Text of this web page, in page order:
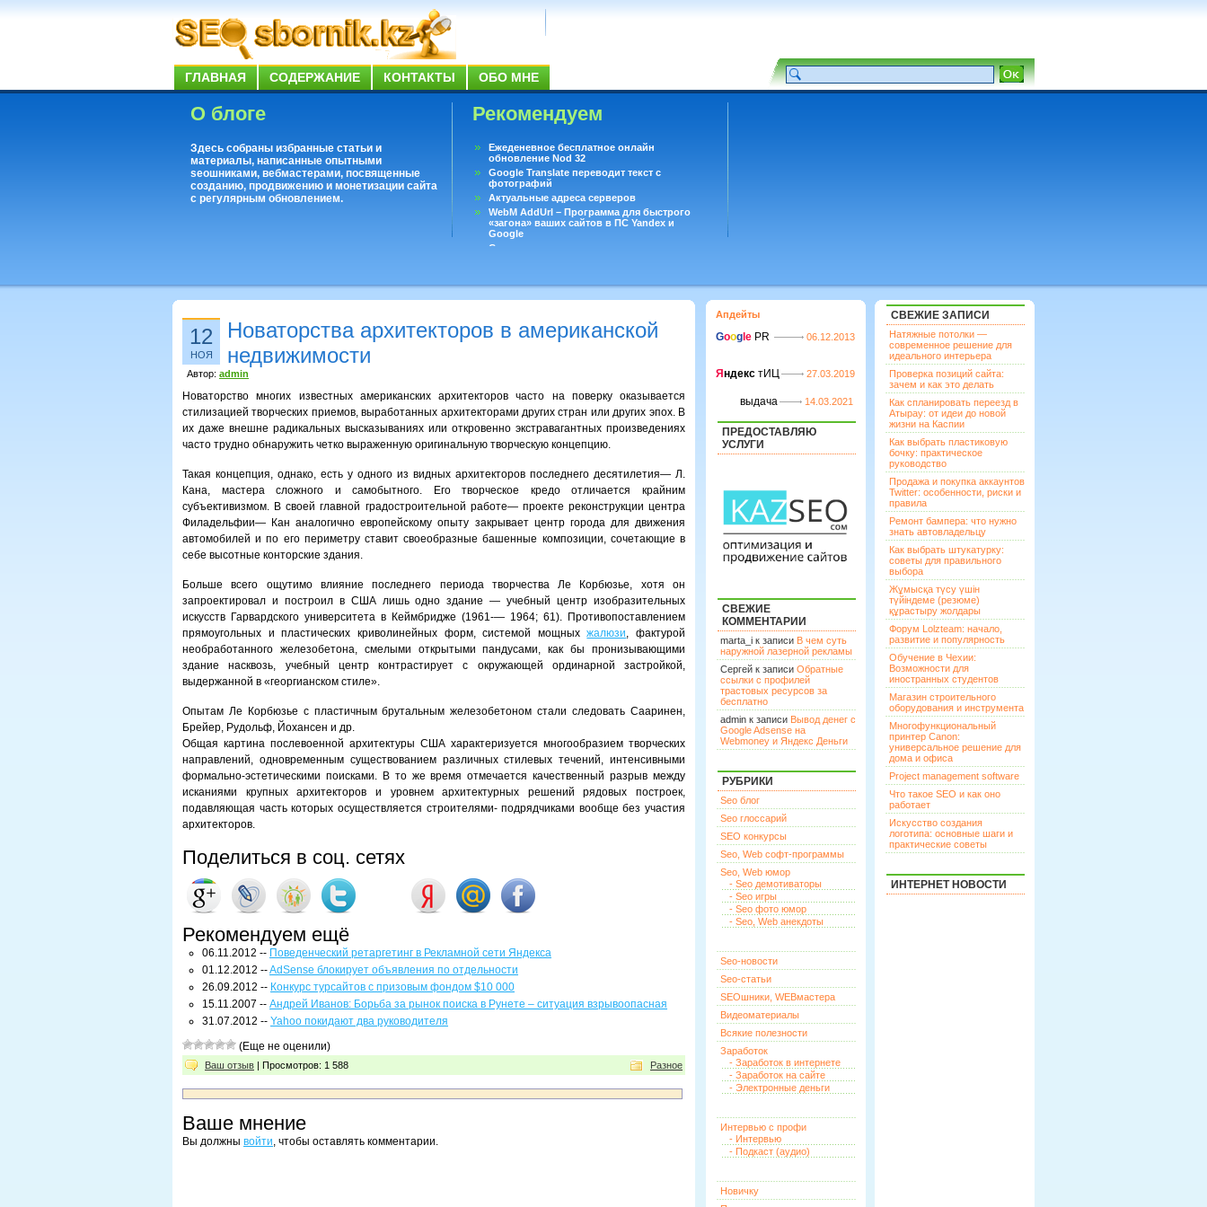
ГЛАВНАЯ СОДЕРЖАНИЕ КОНТАКТЫ ОБО МНЕ
О блоге
Здесь собраны избранные статьи и
материалы, написанные опытными
seoшниками, вебмастерами, посвященные
созданию, продвижению и монетизации сайта
с регулярным обновлением.
Рекомендуем
Ежеденевное бесплатное онлайн
обновление Nod 32
Google Translate переводит текст с
фотографий
Актуальные адреса серверов
WebM AddUrl – Программа для быстрого
«загона» ваших сайтов в ПС Yandex и
Google
Существует вопросы, на которые не может
12
НОЯ
Новаторства архитекторов в американской
недвижимости
Автор: admin
Новаторство многих известных американских архитекторов часто на поверку оказывается
стилизацией творческих приемов, выработанных архитекторами других стран или других эпох. В
их даже внешне радикальных высказываниях или откровенно экстравагантных произведениях
часто трудно обнаружить четко выраженную оригинальную творческую концепцию.
Такая концепция, однако, есть у одного из видных архитекторов последнего десятилетия— Л.
Кана, мастера сложного и самобытного. Его творческое кредо отличается крайним
субъективизмом. В своей главной градостроительной работе— проекте реконструкции центра
Филадельфии— Кан аналогично европейскому опыту закрывает центр города для движения
автомобилей и по его периметру ставит своеобразные башенные композиции, сочетающие в
себе высотные конторские здания.
Больше всего ощутимо влияние последнего периода творчества Ле Корбюзье, хотя он
запроектировал и построил в США лишь одно здание — учебный центр изобразительных
искусств Гарвардского университета в Кеймбридже (1961-— 1964; 61). Противопоставлением
прямоугольных и пластических криволинейных форм, системой мощныхжалюзи, фактурой
необработанного железобетона, смелыми открытыми пандусами, как бы пронизывающими
здание насквозь, учебный центр контрастирует с окружающей ординарной застройкой,
выдержанной в «георгианском стиле».
Опытам Ле Корбюзье с пластичным брутальным железобетоном стали следовать Сааринен,
Брейер, Рудольф, Йохансен и др.
Общая картина послевоенной архитектуры США характеризуется многообразием творческих
направлений, одновременным существованием различных стилевых течений, интенсивными
формально-эстетическими поисками. В то же время отмечается качественный разрыв между
исканиями крупных архитекторов и уровнем архитектурных решений рядовых построек,
подавляющая часть которых осуществляется строителями- подрядчиками вообще без участия
архитекторов.
Поделиться в соц. сетях
Рекомендуем ещё
06.11.2012 -- Поведенческий ретаргетинг в Рекламной сети Яндекса
01.12.2012 --AdSense блокирует объявления по отдельности
26.09.2012 -- Конкурс турсайтов с призовым фондом $10 000
15.11.2007 -- Андрей Иванов: Борьба за рынок поиска в Рунете – ситуация взрывоопасная
31.07.2012 -- Yahoo покидают два руководителя
(Еще не оценили)
Ваш отзыв | Просмотров: 1 588 Разное
Ваше мнение
Вы должны войти, чтобы оставлять комментарии.
Апдейты
Goog le PR 06.12.2013
Я ндекс тИЦ 27.03.2019
выдача 14.03.2021
ПРЕДОСТАВЛЯЮ
УСЛУГИ
СВЕЖИЕ
КОММЕНТАРИИ
marta_i к записи В чем суть
наружной лазерной рекламы
Сергей к записи Обратные
ссылки с профилей
трастовых ресурсов за
бесплатно
admin к записи Вывод денег с
Google Adsense на
Webmoney и Яндекс Деньги
РУБРИКИ
Seo блог
Seo глоссарий
SEO конкурсы
Seo, Web софт-программы
Seo, Web юмор
- Seo демотиваторы
- Seo игры
- Seo фото юмор
- Seo, Web анекдоты
Seo-новости
Seo-статьи
SEOшники, WEBмастера
Видеоматериалы
Всякие полезности
Заработок
- Заработок в интернете
- Заработок на сайте
- Электронные деньги
Интервью с профи
- Интервью
- Подкаст (аудио)
Новичку
СВЕЖИЕ ЗАПИСИ
Натяжные потолки —
современное решение для
идеального интерьера
Проверка позиций сайта:
зачем и как это делать
Как спланировать переезд в
Атырау: от идеи до новой
жизни на Каспии
Как выбрать пластиковую
бочку: практическое
руководство
Продажа и покупка аккаунтов
Twitter: особенности, риски и
правила
Ремонт бампера: что нужно
знать автовладельцу
Как выбрать штукатурку:
советы для правильного
выбора
Жұмысқа түсу үшін
түйіндеме (резюме)
құрастыру жолдары
Форум Lolzteam: начало,
развитие и популярность
Обучение в Чехии:
Возможности для
иностранных студентов
Магазин строительного
оборудования и инструмента
Многофункциональный
принтер Canon:
универсальное решение для
дома и офиса
Project management software
Что такое SEO и как оно
работает
Искусство создания
логотипа: основные шаги и
практические советы
ИНТЕРНЕТ НОВОСТИ